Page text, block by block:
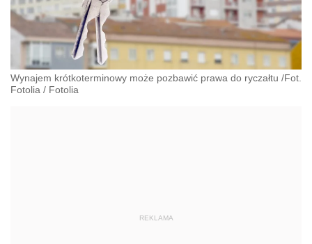
Wynajem krótkoterminowy może pozbawić prawa do ryczałtu /Fot.
Fotolia / Fotolia